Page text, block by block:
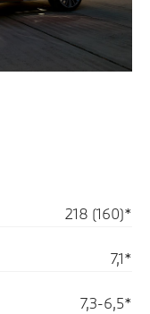
218 (160)*
7,1*
7,3-6,5*